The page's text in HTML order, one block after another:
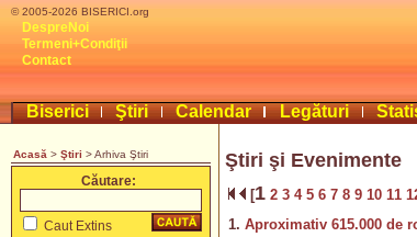
© 2005-2026 BISERICI.org
DespreNoi
Termeni+Condiţii
Contact
Biserici Ştiri Calendar Legături
Acasă > Ştiri > Arhiva Ştiri
Căutare:
Caut Extins
Ştiri şi Evenimente
[1 2 3 4 5 6 7 8 9 10 11
1. Aproximativ 615.000 de